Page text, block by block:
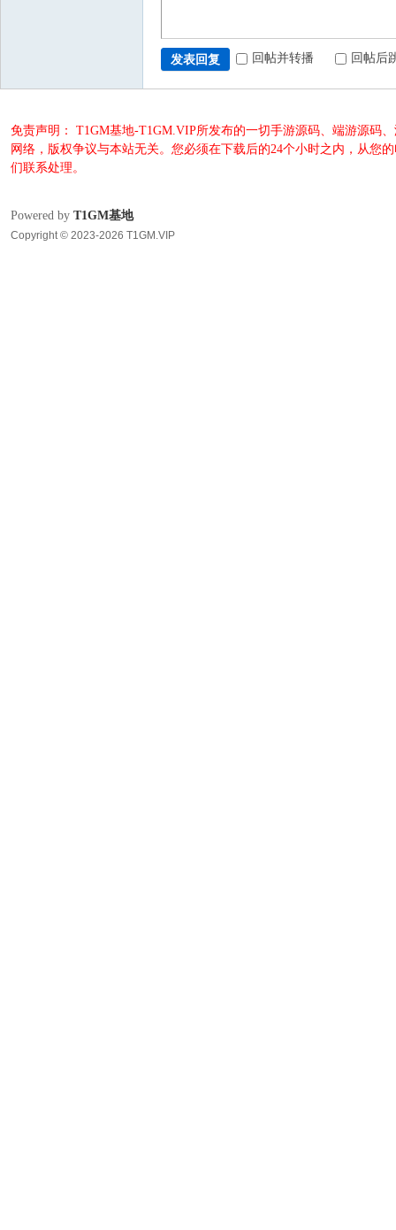
发表回复 回帖并转播 回帖后
免责声明： T1GM基地-T1GM.VIP所发布的一切手游源码、端游源码
网络，版权争议与本站无关。您必须在下载后的24个小时之内，从您
们联系处理。
Powered by T1GM基地
Copyright © 2023-2026 T1GM.VIP